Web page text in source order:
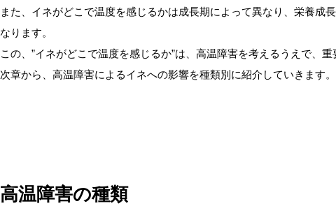
また、イネがどこで温度を感じるかは成長期によって異なり、栄養成
なります。
この、”イネがどこで温度を感じるか”は、高温障害を考えるうえで、重
次章から、高温障害によるイネへの影響を種類別に紹介していきます。
高温障害の種類